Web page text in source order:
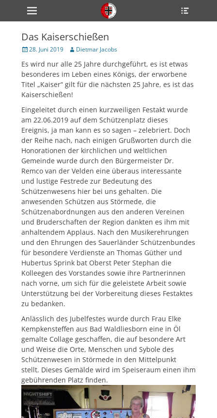
zum
Inhalt
Primärmenü
Das Kaiserschießen
Veröffentlicht
28. Juni 2019 Author
Dietmar Jacobs
Es wird nur alle 25 Jahre durchgeführt, es ist etwas
besonderes im Leben eines Königs, der erworbene
Titel „Kaiser“ gilt für die nächsten 25 Jahre, es ist das
Kaiserschießen!
Eingeleitet durch einen kurzweiligen Festakt wurde
am 22.06.2019 auf dem Schützenplatz dieses
Ereignis, ja man kann es so sagen – zelebriert. Doch
der Reihe nach, nach einigen Grußworten durch die
Honorationen der kirchlichen und weltlichen
Gemeinde wurde durch den Bürgermeister Dr.
Remco van der Velden eine überaus interessante
und lustige Festrede zur Bedeutung des
Schützenwesens hier bei uns gehalten. Die
anwesenden Schützen aus Störmede, die
Schützenabordnungen aus den anderen Vereinen
und Bruderschaften der Region dankten es ihm mit
anhaltendem Applaus. Nach den Musikerehrungen
und den Ehrungen des Sauerländer Schützenbundes
für besondere Verdienste an Thomas Güther und
Hubertus Sprink bat Oberst Peter Stephan die
Kolleegen des Vorstandes sowie ihre Partnerinnen
nach vorne, um sich für die geleistete Arbeit sowie
Unterstützung bei der Vorbereitung dieses Festaktes
zu bedanken.
Anlässlich des Jubelfestes wurde durch Frau Elke
Kempkensteffen aus Bad Waldliesborn eine in Öl
gemalte Collage geschaffen, die auf besondere Art
und Weise die Orte, Menschen und Sybole des
Schützenwesen in Störmede in den Mittelpunkt
stellt. Dieses Gemälde wird im Speiseraum einen ihm
gebührenden Platz finden.